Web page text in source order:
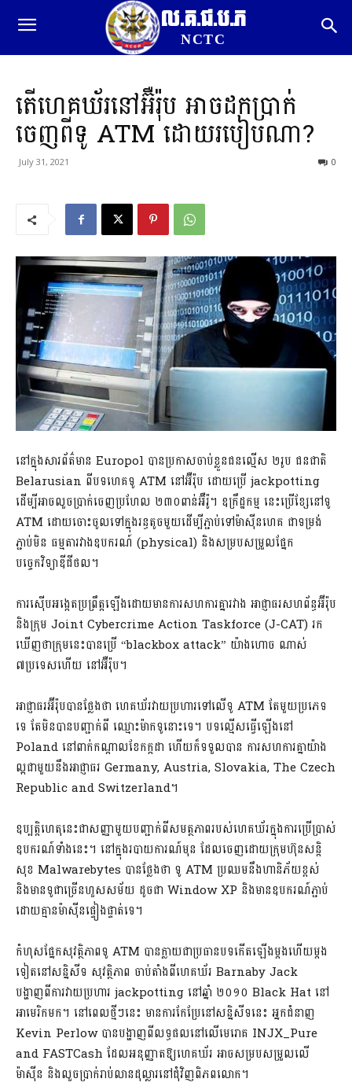
ល.គ.ជ.ប.ភ
NCTC
តើហេគឃ័រនៅអ៊ឺរ៉ុប អាចដកប្រាក់
ចេញពីទូ ATM ដោយរបៀបណា?
July 31, 2021 0
នៅក្នុងសារព័ត៌មាន Europol បានប្រកាសចាប់ខ្លួនជនល្មើស ២រូប ជនជាតិ
Belarusian ពីបទហេគទូ ATM នៅអ៊ឺរ៉ុប ដោយប្រើ jackpotting
ដើម្បីអាចលួចប្រាក់ចេញប្រហែល ២៣០ពាន់អ៊ឺរ៉ូ។ ឧក្រឹដ្ឋកម្ម នេះប្រើខ្សែនៅទូ
ATM ដោយចោះចូលទៅក្នុងរន្ធតូចមួយដើម្បីភ្ជាប់ទៅម៉ាស៊ីនហេគ ជាទម្រង់
ភ្ជាប់មិន ធម្មតារវាងឧបករណ៍ (physical) និងសម្របសម្រួលផ្នែក
បច្ចេកវិទ្យាឌីជីថល។
ការស៊ើបអង្កេតប្រព្រឹត្តឡើងដោយមានការសហការគ្នារវាង អាជ្ញាធរសហព័ន្ធអ៊ីរ៉ុប
និងក្រុម Joint Cybercrime Action Taskforce (J-CAT) រក
ឃើញថាក្រុមនេះបានប្រើ “blackbox attack” យ៉ាងហោច ណាស់
៧ប្រទេសហើយ នៅអ៊ឺរ៉ុប។
អាជ្ញាធរអ៊ីរ៉ុបបានថ្លែងថា ហេគឃ័រវាយប្រហារទៅលើទូ ATM តែមួយប្រភេទ
ទេ តែមិនបានបញ្ជាក់ពី ឈ្មោះម៉ាកទូនោះទេ។ បទល្មើសធ្វើឡើងនៅ
Poland នៅពាក់កណ្តាលខែកក្កដា ហើយក៏ទទួលបាន ការសហការគ្នាយ៉ាង
ល្អជាមួយនឹងអាជ្ញាធរ Germany, Austria, Slovakia, The Czech
Republic and Switzerland។
ឧប្បត្តិហេតុនេះជាសញ្ញាមួយបញ្ជាក់ពីសមត្ថភាពរបស់ហេគឃ័រក្នុងការប្រើប្រាស់
ឧបករណ៍ទាំងនេះ។ នៅក្នុងរបាយការណ៍មុន ដែលចេញដោយក្រុមហ៊ុនសន្តិ
សុខ Malwarebytes បានថ្លែងថា ទូ ATM ប្រឈមនឹងហានិភ័យខ្ពស់
និងមានទូជាច្រើនហួសសម័យ ដូចជា Window XP និងមានឧបករណ៍ភ្ជាប់
ដោយគ្មានម៉ាស៊ីនផ្ទៀងផ្ទាត់ទេ។
កំហុសផ្នែកសុវត្ថិភាពទូ ATM បានក្លាយជាប្រធានបទកើតឡើងម្តងហើយម្តង
ទៀតនៅសន្និសីទ សុវត្ថិភាព ចាប់តាំងពីហេគឃ័រ Barnaby Jack
បង្ហាញពីការវាយប្រហារ jackpotting នៅឆ្នាំ ២០១០ Black Hat នៅ
អាមេរិកមក។ នៅពេលថ្មីៗនេះ មានការកែប្រែនៅសន្និសីទនេះ អ្នកជំនាញ
Kevin Perlow បានបង្ហាញពីលទ្ធផលនៅលើមេរោគ INJX_Pure
and FASTCash ដែលអនុញ្ញាតឱ្យហេគឃ័រ អាចសម្របសម្រួលលើ
ម៉ាស៊ីន និងលួចប្រាក់រាប់លានដុល្លារនៅជុំវិញពិភពលោក។